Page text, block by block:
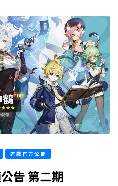
遊戲官方公告
告 第二期